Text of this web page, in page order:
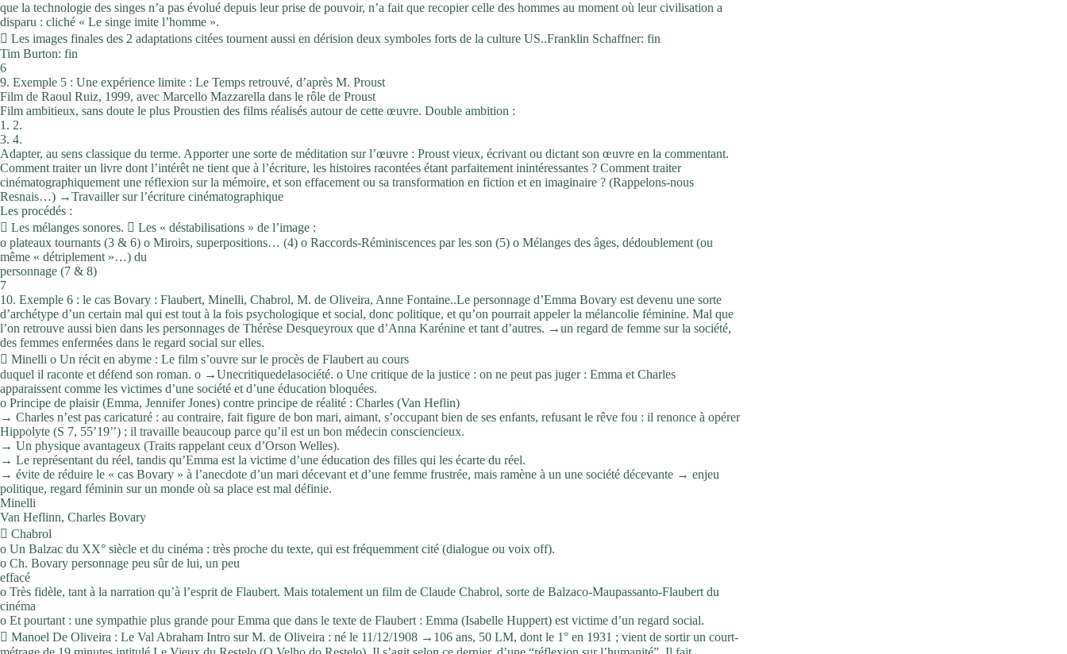
que la technologie des singes n’a pas évolué depuis leur prise de pouvoir, n’a fait que recopier celle des hommes au moment où leur civilisation a
disparu : cliché « Le singe imite l’homme ».
 Les images finales des 2 adaptations citées tournent aussi en dérision deux symboles forts de la culture US..Franklin Schaffner: fin
Tim Burton: fin
6
9. Exemple 5 : Une expérience limite : Le Temps retrouvé, d’après M. Proust
Film de Raoul Ruiz, 1999, avec Marcello Mazzarella dans le rôle de Proust
Film ambitieux, sans doute le plus Proustien des films réalisés autour de cette œuvre. Double ambition :
1. 2.
3. 4.
Adapter, au sens classique du terme. Apporter une sorte de méditation sur l’œuvre : Proust vieux, écrivant ou dictant son œuvre en la commentant.
Comment traiter un livre dont l’intérêt ne tient que à l’écriture, les histoires racontées étant parfaitement inintéressantes ? Comment traiter
cinématographiquement une réflexion sur la mémoire, et son effacement ou sa transformation en fiction et en imaginaire ? (Rappelons-nous
Resnais…) →Travailler sur l’écriture cinématographique
Les procédés :
 Les mélanges sonores.  Les « déstabilisations » de l’image :
o plateaux tournants (3 & 6) o Miroirs, superpositions… (4) o Raccords-Réminiscences par les son (5) o Mélanges des âges, dédoublement (ou
même « détriplement »…) du
personnage (7 & 8)
7
10. Exemple 6 : le cas Bovary : Flaubert, Minelli, Chabrol, M. de Oliveira, Anne Fontaine..Le personnage d’Emma Bovary est devenu une sorte
d’archétype d’un certain mal qui est tout à la fois psychologique et social, donc politique, et qu’on pourrait appeler la mélancolie féminine. Mal que
l’on retrouve aussi bien dans les personnages de Thérèse Desqueyroux que d’Anna Karénine et tant d’autres. →un regard de femme sur la société,
des femmes enfermées dans le regard social sur elles.
 Minelli o Un récit en abyme : Le film s’ouvre sur le procès de Flaubert au cours
duquel il raconte et défend son roman. o →Unecritiquedelasociété. o Une critique de la justice : on ne peut pas juger : Emma et Charles
apparaissent comme les victimes d’une société et d’une éducation bloquées.
o Principe de plaisir (Emma, Jennifer Jones) contre principe de réalité : Charles (Van Heflin)
→ Charles n’est pas caricaturé : au contraire, fait figure de bon mari, aimant, s’occupant bien de ses enfants, refusant le rêve fou : il renonce à opérer
Hippolyte (S 7, 55’19’’) ; il travaille beaucoup parce qu’il est un bon médecin consciencieux.
→ Un physique avantageux (Traits rappelant ceux d’Orson Welles).
→ Le représentant du réel, tandis qu’Emma est la victime d’une éducation des filles qui les écarte du réel.
→ évite de réduire le « cas Bovary » à l’anecdote d’un mari décevant et d’une femme frustrée, mais ramène à un une société décevante → enjeu
politique, regard féminin sur un monde où sa place est mal définie.
Minelli
Van Heflinn, Charles Bovary
 Chabrol
o Un Balzac du XX° siècle et du cinéma : très proche du texte, qui est fréquemment cité (dialogue ou voix off).
o Ch. Bovary personnage peu sûr de lui, un peu
effacé
o Très fidèle, tant à la narration qu’à l’esprit de Flaubert. Mais totalement un film de Claude Chabrol, sorte de Balzaco-Maupassanto-Flaubert du
cinéma
o Et pourtant : une sympathie plus grande pour Emma que dans le texte de Flaubert : Emma (Isabelle Huppert) est victime d’un regard social.
 Manoel De Oliveira : Le Val Abraham Intro sur M. de Oliveira : né le 11/12/1908 →106 ans, 50 LM, dont le 1° en 1931 ; vient de sortir un court-